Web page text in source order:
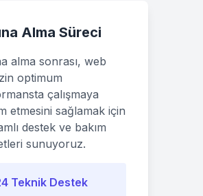
Alma Süreci
alma sonrası, web
optimum
çalışmaya
etmesini sağlamak için
destek ve bakım
sunuyoruz.
Teknik Destek